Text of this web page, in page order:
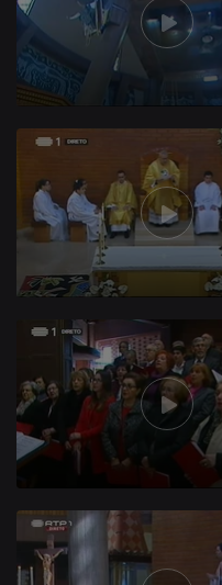
227006